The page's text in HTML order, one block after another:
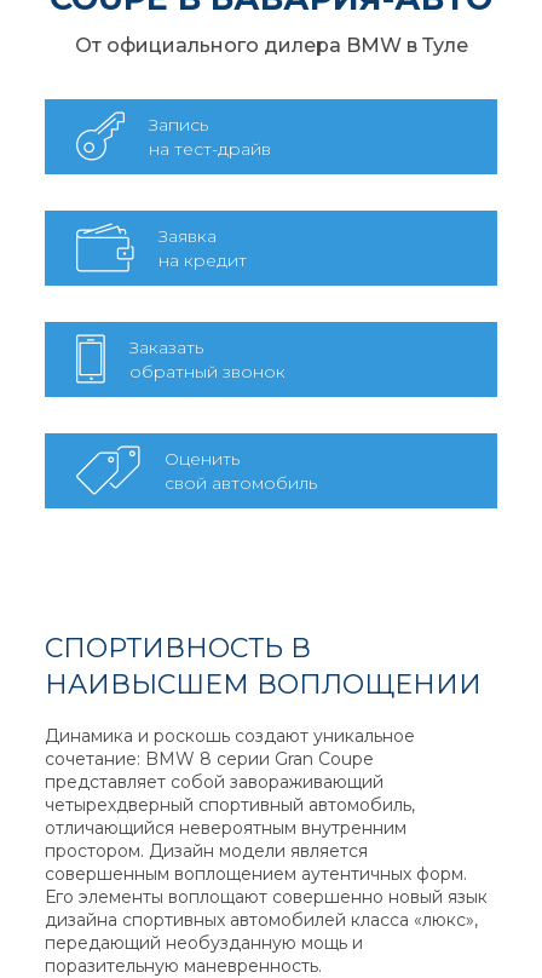
От официального дилера BMW в Туле
Запись
на тест-драйв
Заявка
на кредит
Заказать
обратный звонок
Оценить
свой автомобиль
СПОРТИВНОСТЬ В
НАИВЫСШЕМ ВОПЛОЩЕНИИ
Динамика и роскошь создают уникальное
сочетание: BMW 8 серии Gran Coupe
представляет собой завораживающий
четырехдверный спортивный автомобиль,
отличающийся невероятным внутренним
простором. Дизайн модели является
совершенным воплощением аутентичных форм.
Его элементы воплощают совершенно новый язык
дизайна спортивных автомобилей класса «люкс»,
передающий необузданную мощь и
поразительную маневренность.